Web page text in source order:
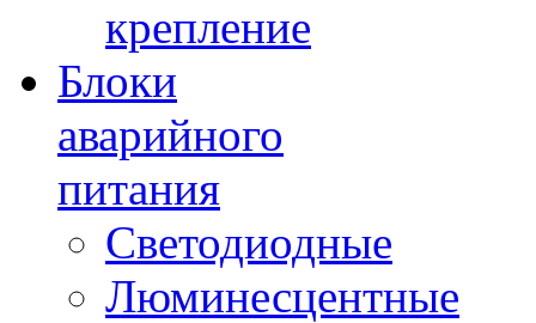
крепление
Блоки
аварийного
питания
Светодиодные
Люминесцентные